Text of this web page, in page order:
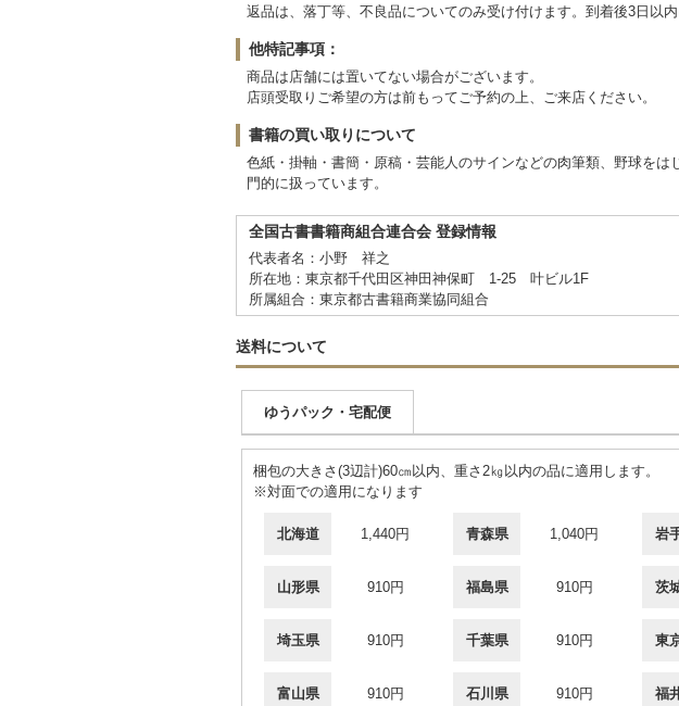
返品は、落丁等、不良品についてのみ受け付けます。到着後3日以内
他特記事項：
商品は店舗には置いてない場合がございます。
店頭受取りご希望の方は前もってご予約の上、ご来店ください。
書籍の買い取りについて
色紙・掛軸・書簡・原稿・芸能人のサインなどの肉筆類、野球を
門的に扱っています。
全国古書書籍商組合連合会 登録情報
代表者名：小野 祥之
所在地：東京都千代田区神田神保町 1-25 叶ビル1F
所属組合：東京都古書籍商業協同組合
送料について
ゆうパック・宅配便
梱包の大きさ(3辺計)60㎝以内、重さ2㎏以内の品に適用します。
※対面での適用になります
北海道 1,440円 青森県 1,040円 岩
山形県 910円 福島県 910円 茨
埼玉県 910円 千葉県 910円 東
富山県 910円 石川県 910円 福